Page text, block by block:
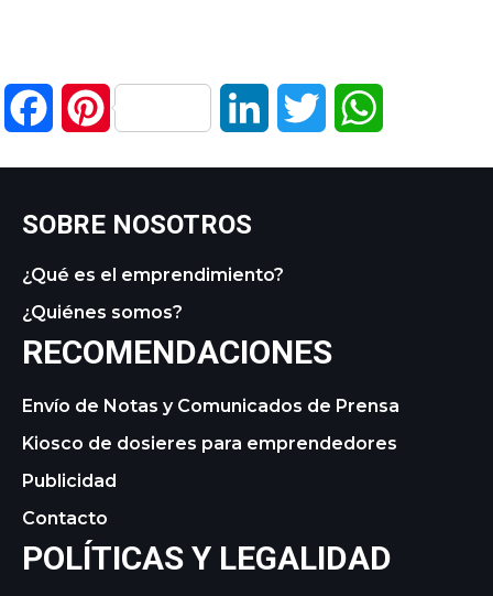
FacebookPinterest LinkedIn Twitter
SOBRE NOSOTROS
¿Qué es el emprendimiento?
¿Quiénes somos?
RECOMENDACIONES
Envío de Notas y Comunicados de Prensa
Kiosco de dosieres para emprendedores
Publicidad
Contacto
POLÍTICAS Y LEGALIDAD